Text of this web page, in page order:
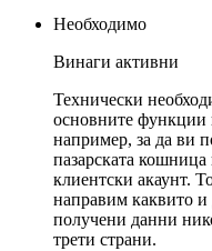
Необходимо
Винаги активни
Технически
основните функции
например, за да ви
пазарската
клиентски акаунт.
направим каквито и
получени данни
трети страни.